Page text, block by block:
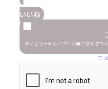
いいね
めいどりーみんアプリ会員になればコ
コ